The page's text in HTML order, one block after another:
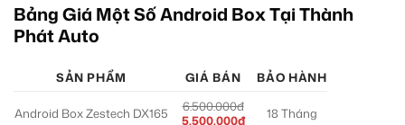
Bảng Giá Một Số Android Box Tại Thành
Phát Auto
SẢN PHẨM GIÁ BÁN BẢO HÀNH
Android Box Zestech DX165
6.500.000đ
5.500.000đ
18 Tháng